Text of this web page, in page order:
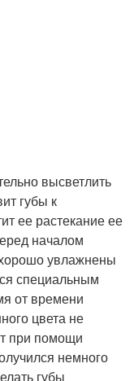
высветлить
губы к
ее растекание ее
началом
увлажнены
специальным
от времени
цвета не
при помощи
немного
губы